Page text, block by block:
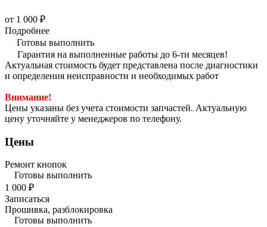
от 1 000 ₽
Подробнее
Готовы выполнить
Гарантия на выполненные работы до 6-ти месяцев!
Актуальная стоимость будет представлена после диагностики
и определения неисправности и необходимых работ
Внимание!
Цены указаны без учета стоимости запчастей. Актуальную
цену уточняйте у менеджеров по телефону.
Цены
Ремонт кнопок
Готовы выполнить
1 000 ₽
Записаться
Прошивка, разблокировка
Готовы выполнить